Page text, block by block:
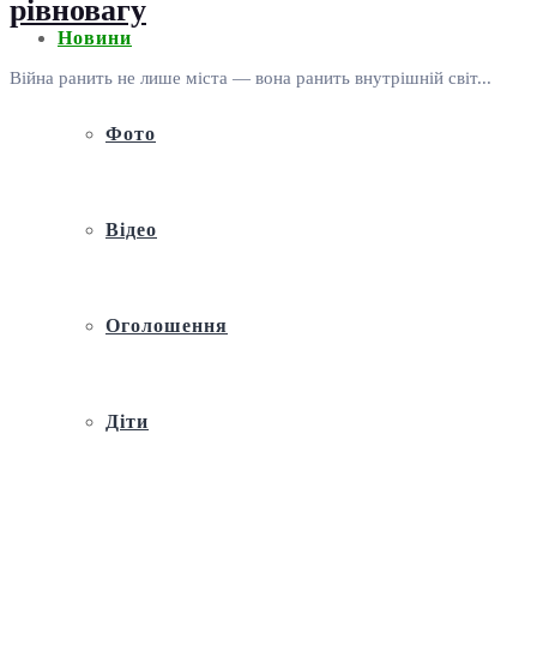
Новини
Фото
Відео
Оголошення
Діти
рівновагу
Війна ранить не лише міста — вона ранить внутрішній світ...